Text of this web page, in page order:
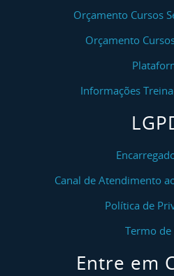
Orçamento Cursos
Orçamento
Informações
Canal de Atendimento
Política de
Termo de
Entre em